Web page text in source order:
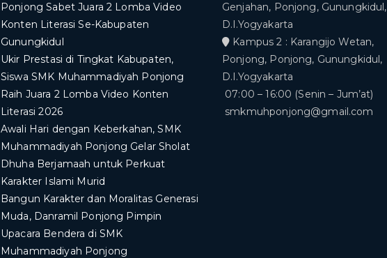
Ponjong Sabet Juara 2 Lomba Video
Konten Literasi Se-Kabupaten
Gunungkidul
Ukir Prestasi di Tingkat Kabupaten,
Siswa SMK Muhammadiyah Ponjong
Raih Juara 2 Lomba Video Konten
Literasi 2026
Awali Hari dengan Keberkahan, SMK
Muhammadiyah Ponjong Gelar Sholat
Dhuha Berjamaah untuk Perkuat
Karakter Islami Murid
Bangun Karakter dan Moralitas Generasi
Muda, Danramil Ponjong Pimpin
Upacara Bendera di SMK
Muhammadiyah Ponjong
Genjahan, Ponjong, Gunungkidul,
D.I.Yogyakarta
Kampus 2 : Karangijo Wetan,
Ponjong, Ponjong, Gunungkidul,
D.I.Yogyakarta
07:00 – 16:00 (Senin – Jum’at)
smkmuhponjong@gmail.com